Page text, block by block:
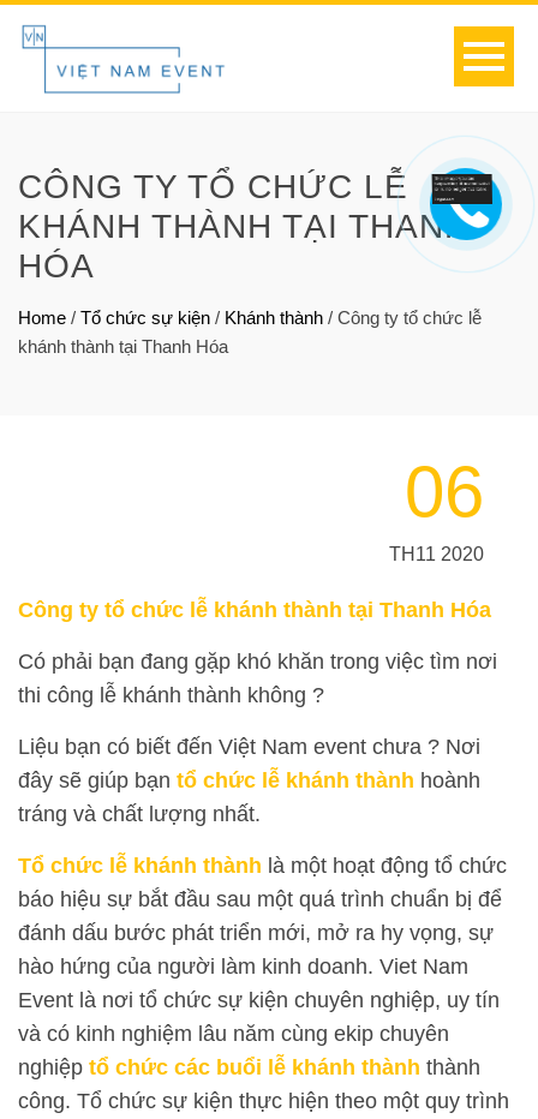
CÔNG TY TỔ CHỨC LỄ
KHÁNH THÀNH TẠI THANH
HÓA
Home / Tổ chức sự kiện / Khánh thành / Công ty tổ chức lễ
khánh thành tại Thanh Hóa
06
TH11 2020
Công ty tổ chức lễ khánh thành tại Thanh Hóa
Có phải bạn đang gặp khó khăn trong việc tìm nơi
thi công lễ khánh thành không ?
Liệu bạn có biết đến Việt Nam event chưa ? Nơi
đây sẽ giúp bạn tổ chức lễ khánh thành hoành
tráng và chất lượng nhất.
Tổ chức lễ khánh thành là một hoạt động tổ chức
báo hiệu sự bắt đầu sau một quá trình chuẩn bị để
đánh dấu bước phát triển mới, mở ra hy vọng, sự
hào hứng của người làm kinh doanh. Viet Nam
Event là nơi tổ chức sự kiện chuyên nghiệp, uy tín
và có kinh nghiệm lâu năm cùng ekip chuyên
nghiệp tổ chức các buổi lễ khánh thành thành
công. Tổ chức sự kiện thực hiện theo một quy trình